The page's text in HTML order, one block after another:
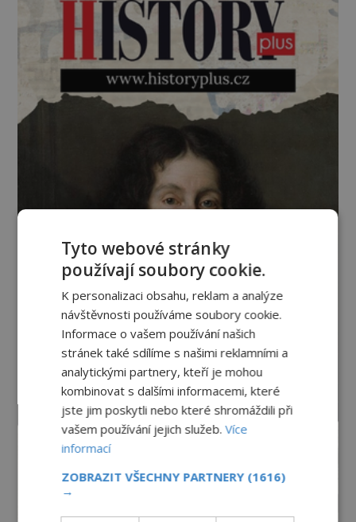
Tyto webové stránky
používají soubory cookie.
K personalizaci obsahu, reklam a analýze
návštěvnosti používáme soubory cookie.
Informace o vašem používání našich
stránek také sdílíme s našimi reklamními a
analytickými partnery, kteří je mohou
kombinovat s dalšími informacemi, které
jste jim poskytli nebo které shromáždili při
vašem používání jejich služeb.Více
informací
ZOBRAZIT VŠECHNY PARTNERY (1616)
→